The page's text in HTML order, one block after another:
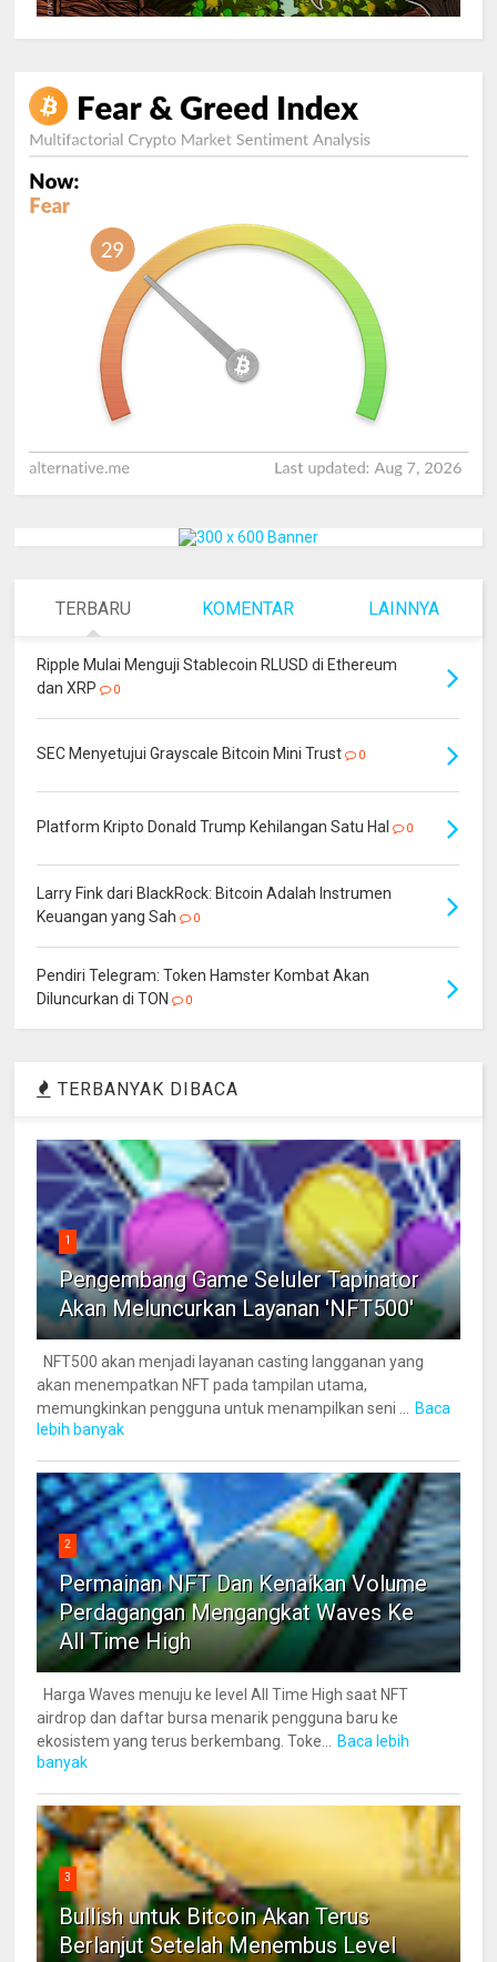
TERBARU KOMENTAR LAINNYA
Ripple Mulai Menguji Stablecoin RLUSD di Ethereum
dan XRP
0
SEC Menyetujui Grayscale Bitcoin Mini Trust 0
Platform Kripto Donald Trump Kehilangan Satu Hal 0
Larry Fink dari BlackRock: Bitcoin Adalah Instrumen
Keuangan yang Sah
0
Pendiri Telegram: Token Hamster Kombat Akan
Diluncurkan di TON
0
TERBANYAK DIBACA
1
Pengembang Game Seluler Tapinator
Akan Meluncurkan Layanan 'NFT500'
NFT500 akan menjadi layanan casting langganan yang
akan menempatkan NFT pada tampilan utama,
memungkinkan pengguna untuk menampilkan seni ...
Baca
lebih banyak
2
Permainan NFT Dan Kenaikan Volume
Perdagangan Mengangkat Waves Ke
All Time High
Harga Waves menuju ke level All Time High saat NFT
airdrop dan daftar bursa menarik pengguna baru ke
ekosistem yang terus berkembang. Toke...
Baca lebih
banyak
3
Bullish untuk Bitcoin Akan Terus
Berlanjut Setelah Menembus Level